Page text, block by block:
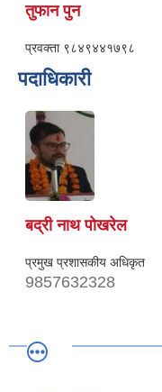
तुफान पुन
प्रवक्ता ९८४९४४१७९८
पदाधिकारी
बद्री नाथ पोखरेल
प्रमुख प्रशासकीय अधिकृत
9857632328